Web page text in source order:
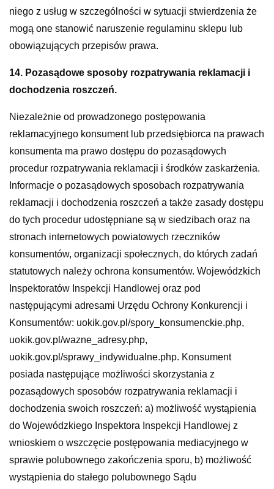
niego z usług w szczególności w sytuacji stwierdzenia że
mogą one stanowić naruszenie regulaminu sklepu lub
obowiązujących przepisów prawa.
14. Pozasądowe sposoby rozpatrywania reklamacji i
dochodzenia roszczeń.
Niezależnie od prowadzonego postępowania
reklamacyjnego konsument lub przedsiębiorca na prawach
konsumenta ma prawo dostępu do pozasądowych
procedur rozpatrywania reklamacji i środków zaskarżenia.
Informacje o pozasądowych sposobach rozpatrywania
reklamacji i dochodzenia roszczeń a także zasady dostępu
do tych procedur udostępniane są w siedzibach oraz na
stronach internetowych powiatowych rzeczników
konsumentów, organizacji społecznych, do których zadań
statutowych należy ochrona konsumentów. Wojewódzkich
Inspektoratów Inspekcji Handlowej oraz pod
następującymi adresami Urzędu Ochrony Konkurencji i
Konsumentów: uokik.gov.pl/spory_konsumenckie.php,
uokik.gov.pl/wazne_adresy.php,
uokik.gov.pl/sprawy_indywidualne.php. Konsument
posiada następujące możliwości skorzystania z
pozasądowych sposobów rozpatrywania reklamacji i
dochodzenia swoich roszczeń: a) możliwość wystąpienia
do Wojewódzkiego Inspektora Inspekcji Handlowej z
wnioskiem o wszczęcie postępowania mediacyjnego w
sprawie polubownego zakończenia sporu, b) możliwość
wystąpienia do stałego polubownego Sądu